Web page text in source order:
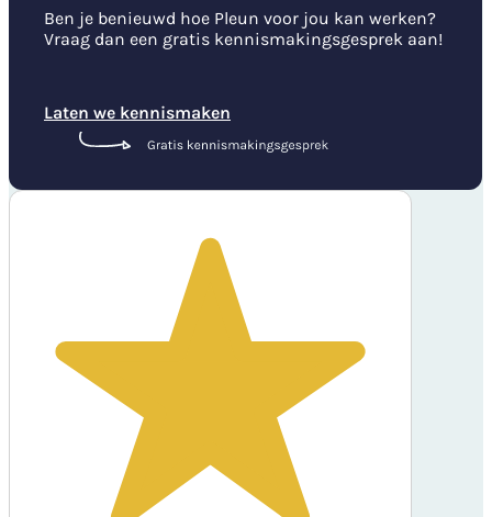
Ben je benieuwd hoe Pleun voor jou kan werken?
Vraag dan een gratis kennismakingsgesprek aan!
Laten we kennismaken